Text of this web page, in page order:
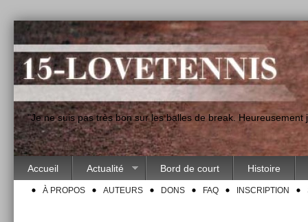
"Je ne suis pas très bon sur les balles de break.
Accueil Actualité Bord de court Histoire
À PROPOS AUTEURS DONS FAQ INSCRIPTION